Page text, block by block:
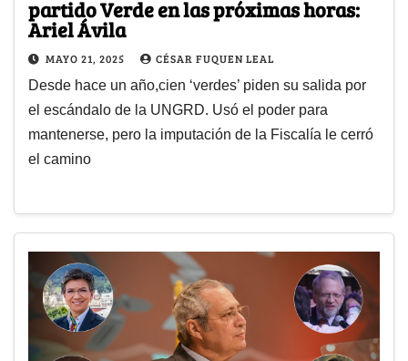
partido Verde en las próximas horas:
Ariel Ávila
MAYO 21, 2025 CÉSAR FUQUEN LEAL
Desde hace un año,cien ‘verdes’ piden su salida por
el escándalo de la UNGRD. Usó el poder para
mantenerse, pero la imputación de la Fiscalía le cerró
el camino